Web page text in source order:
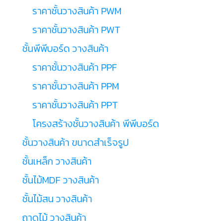
ราคาชั้นวางสินค้า PWM
ราคาชั้นวางสินค้า PWT
ชั้นพีพีบอร์ด วางสินค้า
ราคาชั้นวางสินค้า PPF
ราคาชั้นวางสินค้า PPM
ราคาชั้นวางสินค้า PPT
โครงสร้างชั้นวางสินค้า พีพีบอร์ด
ชั้นวางสินค้า ขนาดสำเร็จรูป
ชั้นเหล็ก วางสินค้า
ชั้นไม้MDF วางสินค้า
ชั้นไม้สน วางสินค้า
ถาดไม้ วางสินค้า